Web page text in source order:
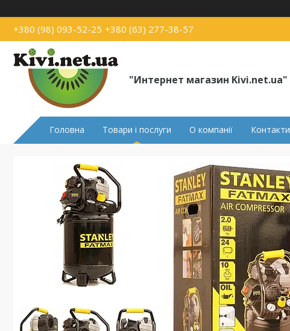
+380 (98) 093-52-25 +380 (63) 277-38-57
"Интернет магазин Kivi.net.ua"
Головна Товари і послуги О компанії Контакти